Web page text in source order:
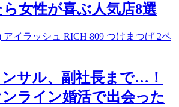
女性が喜ぶ人気店8選
イラッシュ RICH 809 つけまつげ 2ペ
サル、副社長まで…！
ライン婚活で出会った